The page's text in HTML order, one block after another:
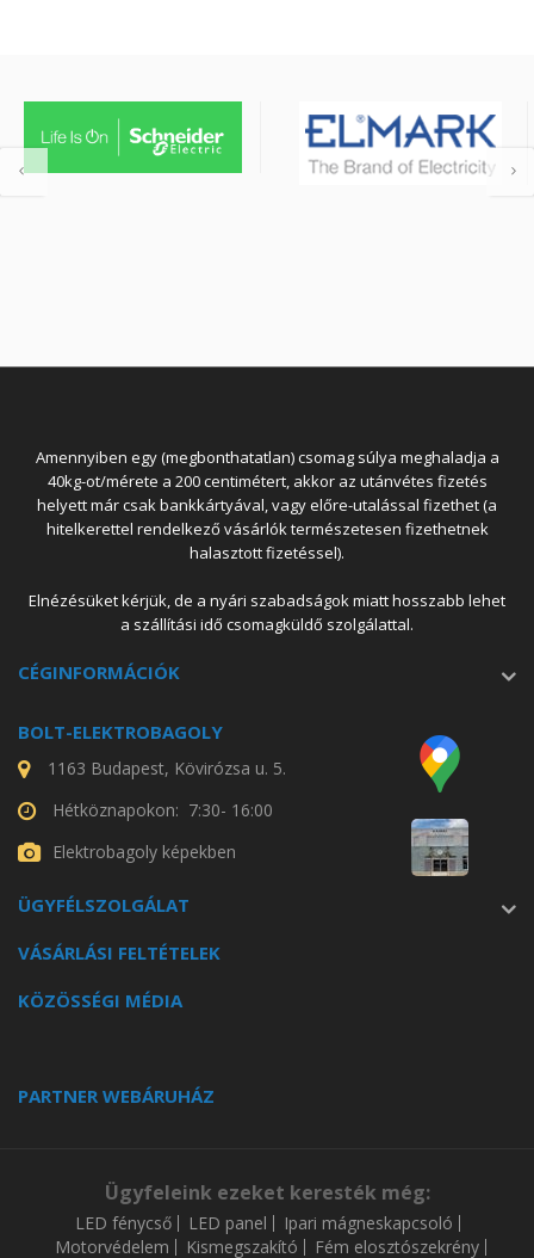
Amennyiben egy (megbonthatatlan) csomag súlya meghaladja a
40kg-ot/mérete a 200 centimétert, akkor az utánvétes fizetés
helyett már csak bankkártyával, vagy előre-utalással fizethet (a
hitelkerettel rendelkező vásárlók természetesen fizethetnek
halasztott fizetéssel).
Elnézésüket kérjük, de a nyári szabadságok miatt hosszabb lehet
a szállítási idő csomagküldő szolgálattal.
CÉGINFORMÁCIÓK
BOLT-ELEKTROBAGOLY
1163 Budapest, Kövirózsa u. 5.
Hétköznapokon: 7:30- 16:00
Elektrobagoly képekben
ÜGYFÉLSZOLGÁLAT
VÁSÁRLÁSI FELTÉTELEK
KÖZÖSSÉGI MÉDIA
PARTNER WEBÁRUHÁZ
Ügyfeleink ezeket keresték még:
LED fénycső LED panel
Ipari mágneskapcsoló
Motorvédelem
Kismegszakító Fém elosztószekrény